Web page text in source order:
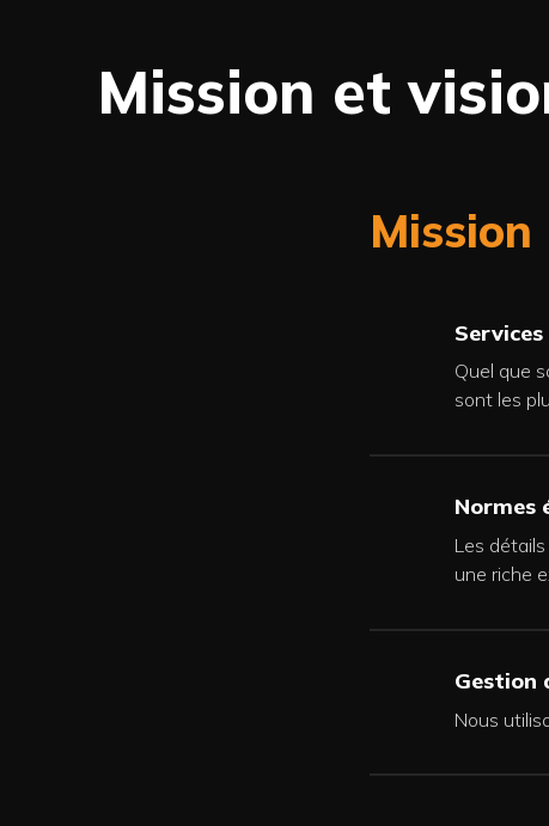
Mission et
Mission
Quel que
sont les
Normes
Les
une riche
Gestion
Nous